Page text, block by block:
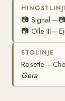
📷 Signal—
📷 Olle III—
STOLINJE
Rosette —
Gera